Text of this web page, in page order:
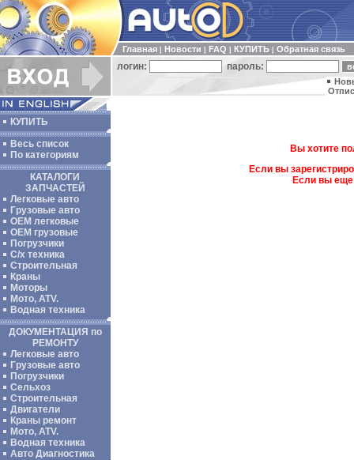
Главная Новости FAQ КУПИТЬ Обратная связь
логин: пароль:
КУПИТЬ
Весь список
По категориям
КАТАЛОГИ
ЗАПЧАСТЕЙ
Легковые авто
Грузовые авто
ОЕМ легковые
OEM грузовые
Погрузчики
С/х техника
Строительная
Краны
Моторы
Мото, ATV.
Водная техника
ДОКУМЕНТАЦИЯ по
РЕМОНТУ
Легковые авто
Грузовые авто
Погрузчики
Сельхоз
Строительная
Двигатели
Краны ремонт
Мото, ATV.
Водная техника
Авто Диагностика
Вы хотите
Если вы
Если вы еще